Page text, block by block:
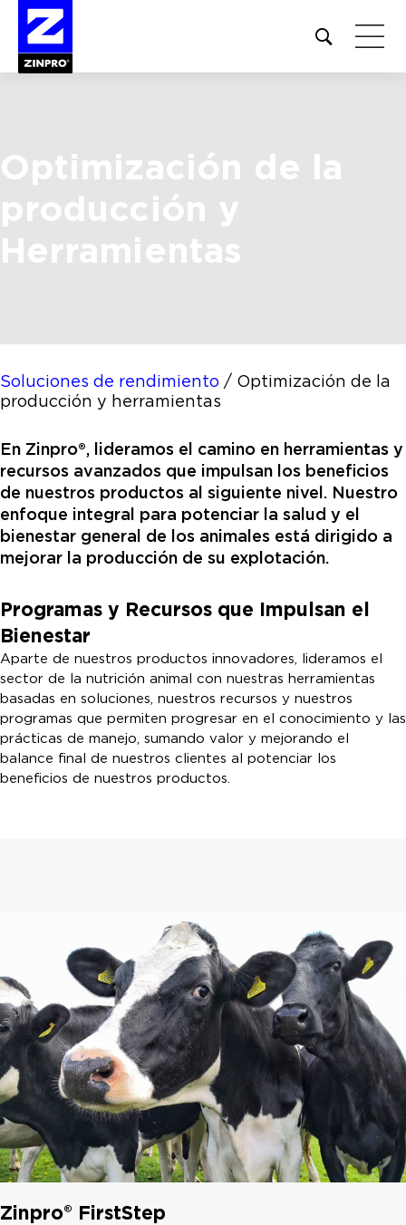
Open
site
search
Optimización de la
producción y
Herramientas
Soluciones de rendimiento / Optimización de la
producción y herramientas
En Zinpro®, lideramos el camino en herramientas y
recursos avanzados que impulsan los beneficios
de nuestros productos al siguiente nivel. Nuestro
enfoque integral para potenciar la salud y el
bienestar general de los animales está dirigido a
mejorar la producción de su explotación.
Programas y Recursos que Impulsan el
Bienestar
Aparte de nuestros productos innovadores, lideramos el
sector de la nutrición animal con nuestras herramientas
basadas en soluciones, nuestros recursos y nuestros
programas que permiten progresar en el conocimiento y las
prácticas de manejo, sumando valor y mejorando el
balance final de nuestros clientes al potenciar los
beneficios de nuestros productos.
Zinpro® FirstStep